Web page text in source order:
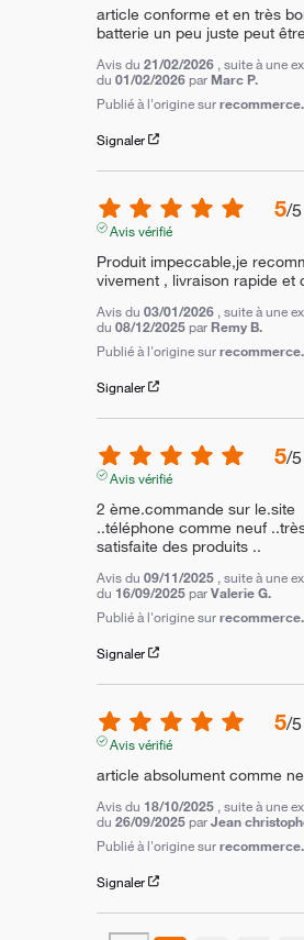
article conforme et en très
batterie un peu juste peut
Avis du 21/02/2026 , suite à une
du 01/02/2026 par Marc P.
Publié à l'origine sur
Signaler
5/5
Avis vérifié
Produit impeccable,je
vivement , livraison rapide et
Avis du 03/01/2026 , suite à une
du 08/12/2025 par Remy B.
Publié à l'origine sur
Signaler
5/5
Avis vérifié
2 ème.commande sur le.site
..téléphone comme neuf
satisfaite des produits ..
Avis du 09/11/2025 , suite à une
du 16/09/2025 parValerie G.
Publié à l'origine sur
Signaler
5/5
Avis vérifié
article absolument comme
Avis du 18/10/2025 , suite à une
du 26/09/2025 parJean
Publié à l'origine sur
Signaler